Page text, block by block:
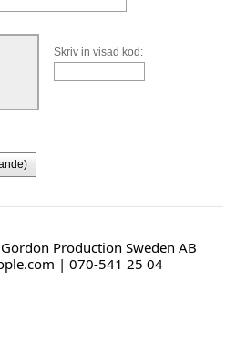
Skriv in visad kod:
Production Sweden AB
| 070-541 25 04